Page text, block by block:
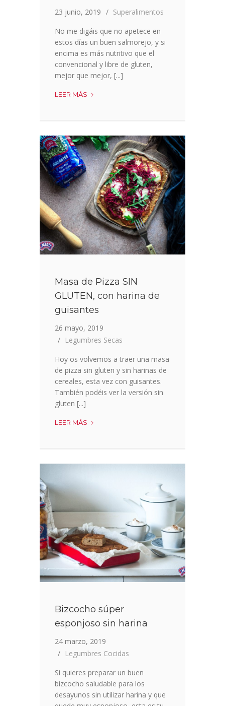
23 junio, 2019
Superalimentos
No me digáis que no apetece en
estos días un buen salmorejo, y si
encima es más nutritivo que el
convencional y libre de gluten,
mejor que mejor, [...]
LEER MÁS
GLUTEN
Masa de Pizza SIN
GLUTEN, con harina de
guisantes
26 mayo, 2019
Legumbres Secas
Hoy os volvemos a traer una masa
de pizza sin gluten y sin harinas de
cereales, esta vez con guisantes.
También podéis ver la versión sin
gluten [...]
LEER MÁS
GLUTEN,
GUISANTES
Bizcocho súper
esponjoso sin harina
24 marzo, 2019
Legumbres Cocidas
Si quieres preparar un buen
bizcocho saludable para los
desayunos sin utilizar harina y que